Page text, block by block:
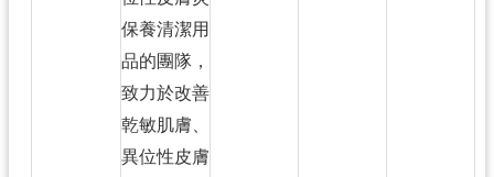
保養清潔用
品的團隊，
致力於改善
乾敏肌膚、
異位性皮膚